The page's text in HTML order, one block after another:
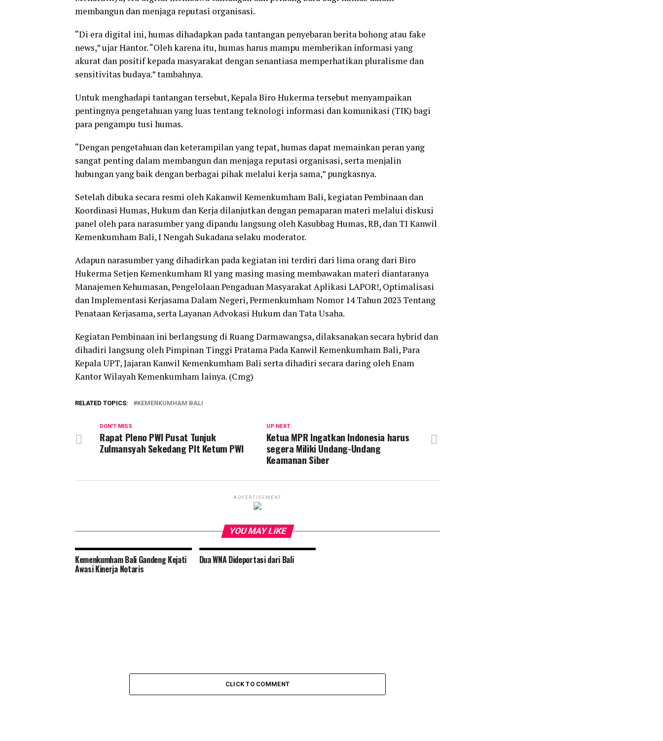
membangun dan menjaga reputasi organisasi.
“Di era digital ini, humas dihadapkan pada tantangan penyebaran berita bohong atau fake
news,” ujar Hantor. “Oleh karena itu, humas harus mampu memberikan informasi yang
akurat dan positif kepada masyarakat dengan senantiasa memperhatikan pluralisme dan
sensitivitas budaya.” tambahnya.
Untuk menghadapi tantangan tersebut, Kepala Biro Hukerma tersebut menyampaikan
pentingnya pengetahuan yang luas tentang teknologi informasi dan komunikasi (TIK) bagi
para pengampu tusi humas.
“Dengan pengetahuan dan keterampilan yang tepat, humas dapat memainkan peran yang
sangat penting dalam membangun dan menjaga reputasi organisasi, serta menjalin
hubungan yang baik dengan berbagai pihak melalui kerja sama,” pungkasnya.
Setelah dibuka secara resmi oleh Kakanwil Kemenkumham Bali, kegiatan Pembinaan dan
Koordinasi Humas, Hukum dan Kerja dilanjutkan dengan pemaparan materi melalui diskusi
panel oleh para narasumber yang dipandu langsung oleh Kasubbag Humas, RB, dan TI Kanwil
Kemenkumham Bali, I Nengah Sukadana selaku moderator.
Adapun narasumber yang dihadirkan pada kegiatan ini terdiri dari lima orang dari Biro
Hukerma Setjen Kemenkumham RI yang masing masing membawakan materi diantaranya
Manajemen Kehumasan, Pengelolaan Pengaduan Masyarakat Aplikasi LAPOR!, Optimalisasi
dan Implementasi Kerjasama Dalam Negeri, Permenkumham Nomor 14 Tahun 2023 Tentang
Penataan Kerjasama, serta Layanan Advokasi Hukum dan Tata Usaha.
Kegiatan Pembinaan ini berlangsung di Ruang Darmawangsa, dilaksanakan secara hybrid dan
dihadiri langsung oleh Pimpinan Tinggi Pratama Pada Kanwil Kemenkumham Bali, Para
Kepala UPT, Jajaran Kanwil Kemenkumham Bali serta dihadiri secara daring oleh Enam
Kantor Wilayah Kemenkumham lainya. (Cmg)
RELATED TOPICS: KEMENKUMHAM BALI
UP NEXT
Ketua MPR Ingatkan Indonesia harus
segera Miliki Undang-Undang
Keamanan Siber
DON'T MISS
Rapat Pleno PWI Pusat Tunjuk
Zulmansyah Sekedang Plt Ketum PWI
ADVERTISEMENT
YOU MAY LIKE
Kemenkumham Bali Gandeng Kejati
Awasi Kinerja Notaris
Dua WNA Dideportasi dari Bali
CLICK TO COMMENT